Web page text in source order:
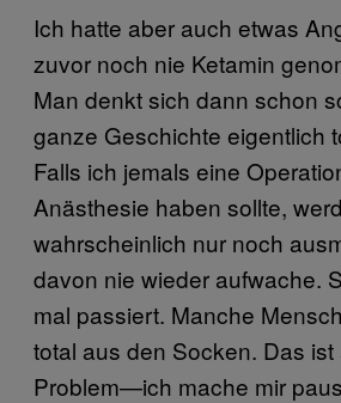
Ich hatte aber auch etwas
zuvor noch nie Ketamin
Man denkt sich dann schon
ganze Geschichte eigentlich
Falls ich jemals eine
Anästhesie haben sollte,
wahrscheinlich nur noch
davon nie wieder aufwache.
mal passiert. Manche
total aus den Socken. Das
Problem—ich mache mir